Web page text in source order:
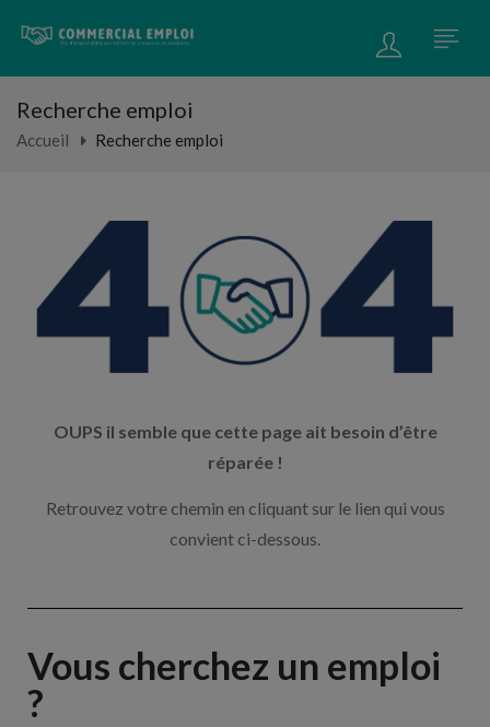
Recherche emploi
Accueil Recherche emploi
OUPS il semble que cette page ait besoin d’être
réparée !
Retrouvez votre chemin en cliquant sur le lien qui vous
convient ci-dessous.
Vous cherchez un emploi
?